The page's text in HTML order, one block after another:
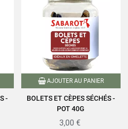
-
AJOUTER AU PANIER
BOLETS ET CÈPES SÉCHÉS -
POT 40G
3,00 €